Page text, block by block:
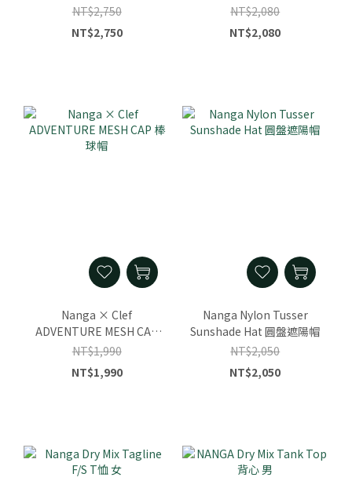
NT$2,750
NT$2,750
NT$2,080
NT$2,080
Nanga × Clef
ADVENTURE MESH CAP
棒球帽
NT$1,990
NT$1,990
Nanga Nylon Tusser
Sunshade Hat 圓盤遮陽帽
NT$2,050
NT$2,050